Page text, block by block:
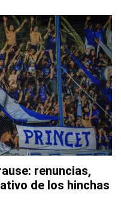
renuncias,
de los hinchas